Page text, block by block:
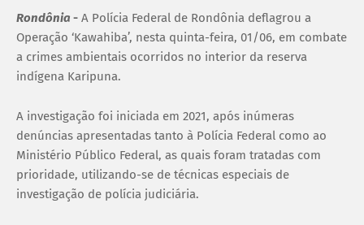
Rondônia - A Polícia Federal de Rondônia deflagrou a
Operação ‘Kawahiba’, nesta quinta-feira, 01/06, em combate
a crimes ambientais ocorridos no interior da reserva
indígena Karipuna.
A investigação foi iniciada em 2021, após inúmeras
denúncias apresentadas tanto à Polícia Federal como ao
Ministério Público Federal, as quais foram tratadas com
prioridade, utilizando-se de técnicas especiais de
investigação de polícia judiciária.